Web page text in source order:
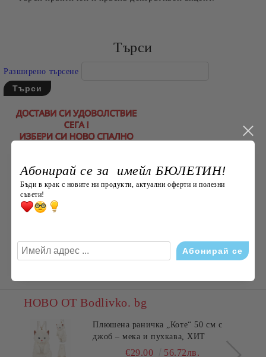
Търси
Разширено търсене
НОВО ОТ Bodlivko. bg
Плюшена раничка „Коте“ 50 см с
джоб – мека и пухкава, ХИТ
€29.00 56.72лв.
Абонирай се за имейл БЮЛЕТИН!
Бъди в крак с новите ни продукти, актуални оферти и полезни
съвети!